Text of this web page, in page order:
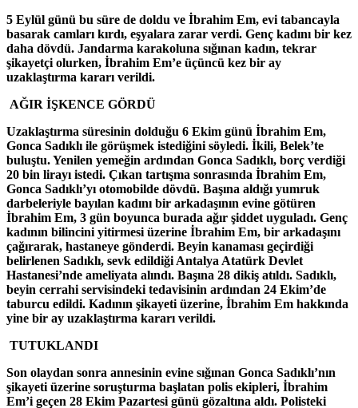
5 Eylül günü bu süre de doldu ve İbrahim Em, evi tabancayla
basarak camları kırdı, eşyalara zarar verdi. Genç kadını bir kez
daha dövdü. Jandarma karakoluna sığınan kadın, tekrar
şikayetçi olurken, İbrahim Em’e üçüncü kez bir ay
uzaklaştırma kararı verildi.
AĞIR İŞKENCE GÖRDÜ
Uzaklaştırma süresinin dolduğu 6 Ekim günü İbrahim Em,
Gonca Sadıklı ile görüşmek istediğini söyledi. İkili, Belek’te
buluştu. Yenilen yemeğin ardından Gonca Sadıklı, borç verdiği
20 bin lirayı istedi. Çıkan tartışma sonrasında İbrahim Em,
Gonca Sadıklı’yı otomobilde dövdü. Başına aldığı yumruk
darbeleriyle bayılan kadını bir arkadaşının evine götüren
İbrahim Em, 3 gün boyunca burada ağır şiddet uyguladı. Genç
kadının bilincini yitirmesi üzerine İbrahim Em, bir arkadaşını
çağırarak, hastaneye gönderdi. Beyin kanaması geçirdiği
belirlenen Sadıklı, sevk edildiği Antalya Atatürk Devlet
Hastanesi’nde ameliyata alındı. Başına 28 dikiş atıldı. Sadıklı,
beyin cerrahi servisindeki tedavisinin ardından 24 Ekim’de
taburcu edildi. Kadının şikayeti üzerine, İbrahim Em hakkında
yine bir ay uzaklaştırma kararı verildi.
TUTUKLANDI
Son olaydan sonra annesinin evine sığınan Gonca Sadıklı’nın
şikayeti üzerine soruşturma başlatan polis ekipleri, İbrahim
Em’i geçen 28 Ekim Pazartesi günü gözaltına aldı. Polisteki